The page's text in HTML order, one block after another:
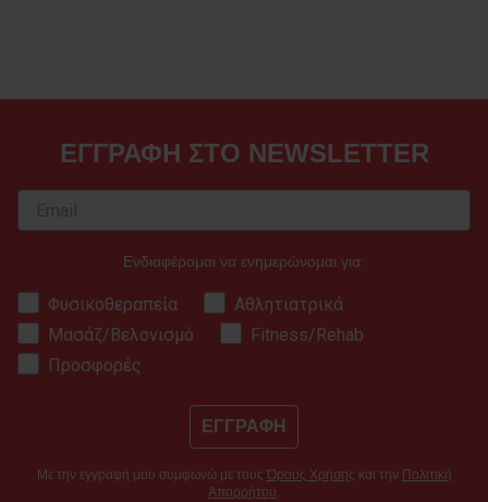
ΕΓΓΡΑΦΗ ΣΤΟ NEWSLETTER
Ενδιαφέρομαι να ενημερώνομαι για:
Φυσικοθεραπεία
Αθλητιατρικά
Μασάζ/Βελονισμό
Fitness/Rehab
Προσφορές
ΕΓΓΡΑΦΗ
Με την εγγραφή μου συμφωνώ με τους Όρους Χρήσης και την Πολιτική
Απορρήτου.